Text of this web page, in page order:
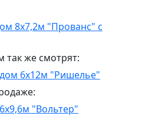
8х7,2м "Прованс" с
же смотрят:
6х12м "Ришелье"
"Вольтер"